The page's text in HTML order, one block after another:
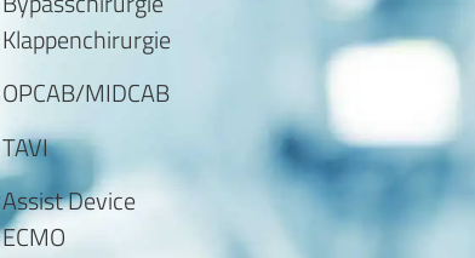
Klappenchirurgie
OPCAB/MIDCAB
TAVI
Assist Device
ECMO